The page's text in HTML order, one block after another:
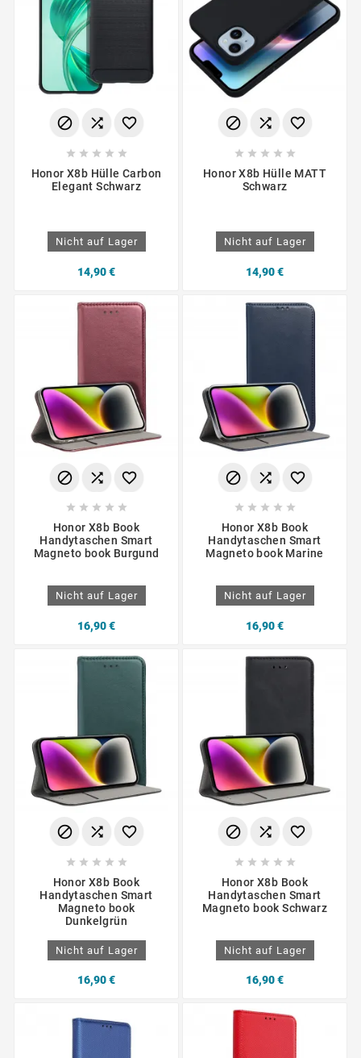
  
    
Honor X8b Hülle Carbon
Elegant Schwarz
Nicht auf Lager
14,90 €
  
    
Honor X8b Hülle MATT
Schwarz
Nicht auf Lager
14,90 €
  
    
Honor X8b Book
Handytaschen Smart
Magneto book Burgund
Nicht auf Lager
16,90 €
  
    
Honor X8b Book
Handytaschen Smart
Magneto book Marine
Nicht auf Lager
16,90 €
  
    
Honor X8b Book
Handytaschen Smart
Magneto book
Dunkelgrün
Nicht auf Lager
16,90 €
  
    
Honor X8b Book
Handytaschen Smart
Magneto book Schwarz
Nicht auf Lager
16,90 €